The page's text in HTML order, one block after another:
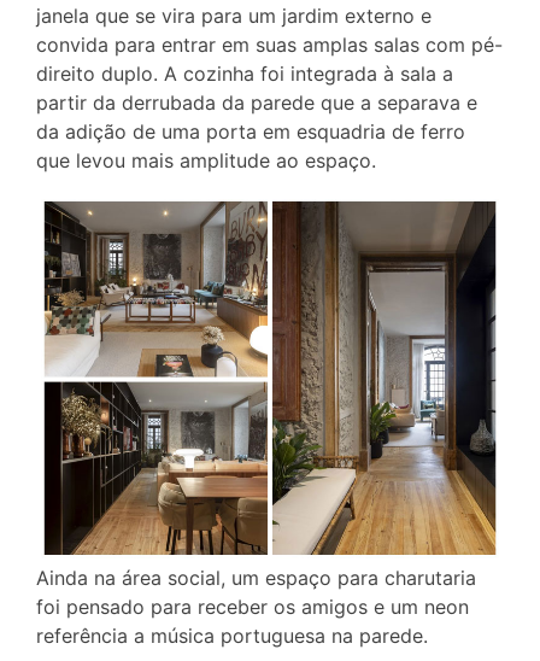
janela que se vira para um jardim externo e
convida para entrar em suas amplas salas com pé-
direito duplo. A cozinha foi integrada à sala a
partir da derrubada da parede que a separava e
da adição de uma porta em esquadria de ferro
que levou mais amplitude ao espaço.
Ainda na área social, um espaço para charutaria
foi pensado para receber os amigos e um neon
referência a música portuguesa na parede.